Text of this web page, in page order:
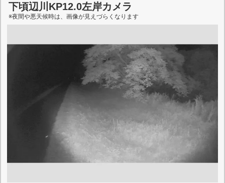
下頃辺川KP12.0左岸カメラ
※夜間や悪天候時は、 画像が見えづらくなります